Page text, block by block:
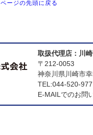
ページの先頭に戻る
取扱代理店：川
〒212-0053
神奈川県川崎市
TEL:044-520-
E-MAILでのお問